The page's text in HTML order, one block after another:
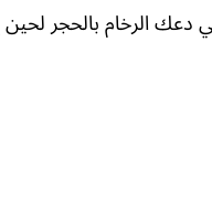
الرخام بالحجر